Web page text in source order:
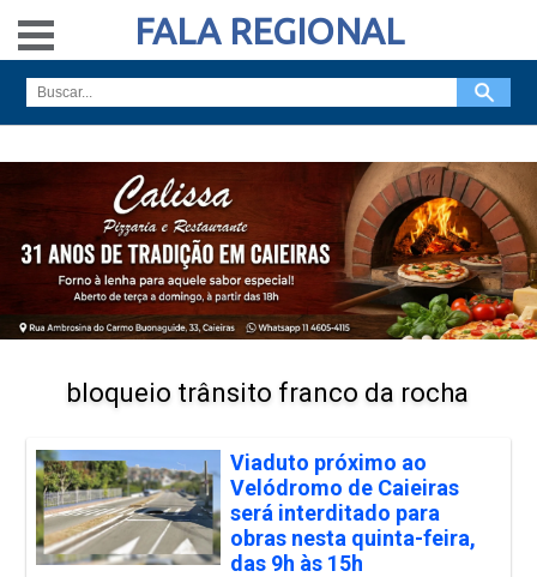
FALA REGIONAL
bloqueio trânsito franco da rocha
Viaduto próximo ao
Velódromo de Caieiras
será interditado para
obras nesta quinta-feira,
das 9h às 15h